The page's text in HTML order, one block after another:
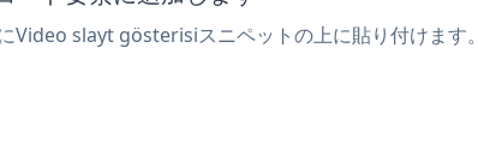
Video slayt gösterisiスニペットの上に貼り付けま